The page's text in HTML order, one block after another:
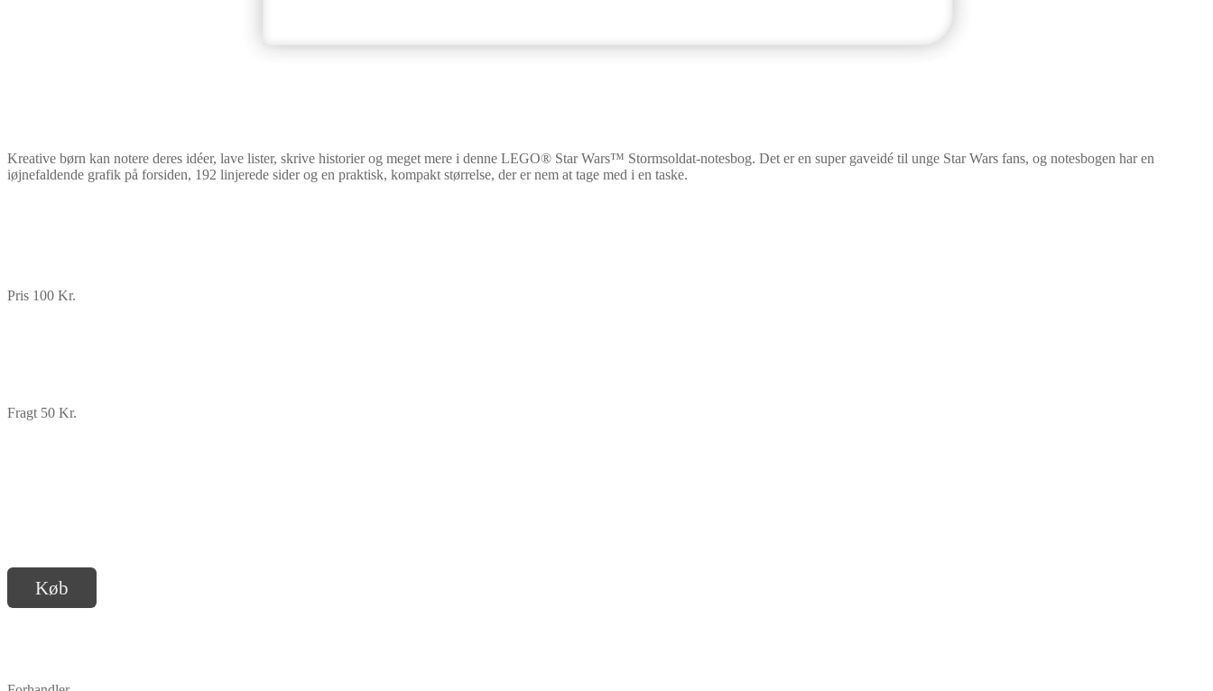
Kreative børn kan notere deres idéer, lave lister, skrive historier og meget mere i denne LEGO® Star Wars™ Stormsoldat-notesbog. Det er en super gaveidé til unge Star Wars fans, og notesbogen har en
iøjnefaldende grafik på forsiden, 192 linjerede sider og en praktisk, kompakt størrelse, der er nem at tage med i en taske.
Pris 100 Kr.
Fragt 50 Kr.
Køb